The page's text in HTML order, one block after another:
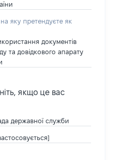
яку претендуєте як
документів
та довідкового апарату
якщо це вас
державної служби